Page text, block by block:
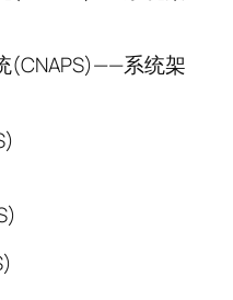
(CNAPS)——系统架